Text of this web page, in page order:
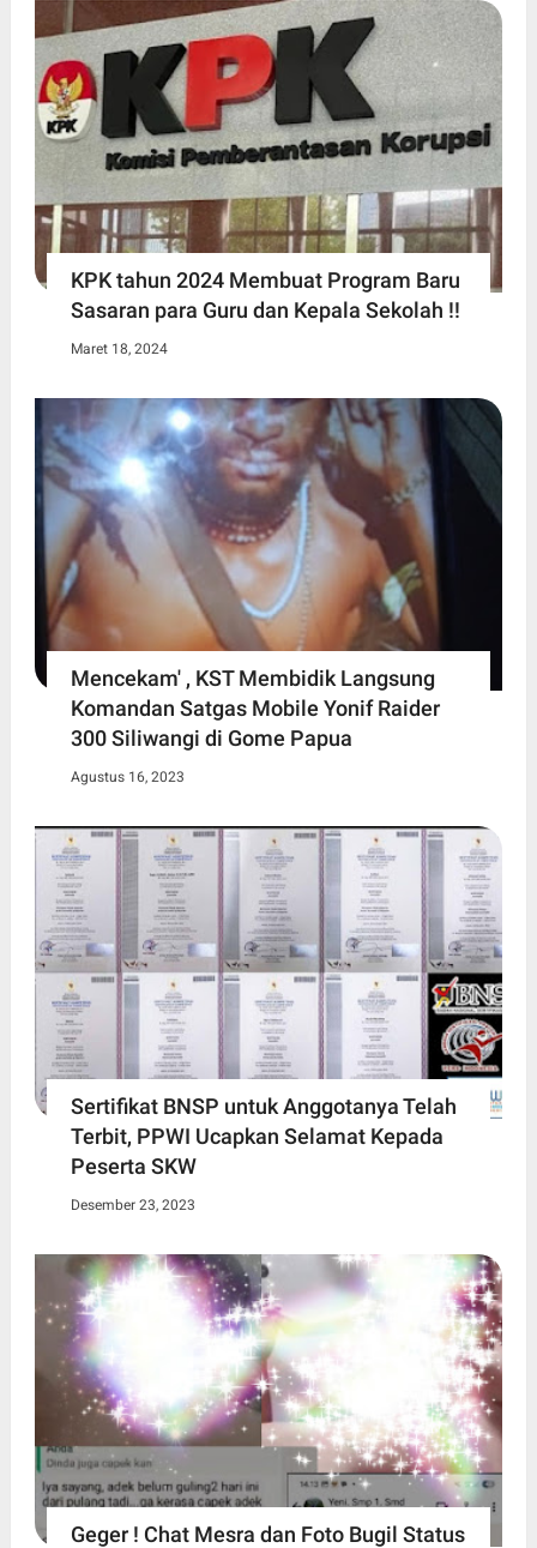
KPK tahun 2024 Membuat Program Baru
Sasaran para Guru dan Kepala Sekolah !!
Maret 18, 2024
Mencekam' , KST Membidik Langsung
Komandan Satgas Mobile Yonif Raider
300 Siliwangi di Gome Papua
Agustus 16, 2023
Sertifikat BNSP untuk Anggotanya Telah
Terbit, PPWI Ucapkan Selamat Kepada
Peserta SKW
Desember 23, 2023
Geger ! Chat Mesra dan Foto Bugil Status